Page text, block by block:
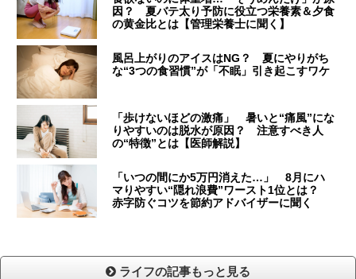
因？ 夏バテ太り予防に役立つ栄養素＆夕食
の黄金比とは【管理栄養士に聞く】
風呂上がりのアイスはNG？ 夏にやりがち
な“3つの食習慣”が「不眠」引き起こすワケ
「歩けないほどの激痛」 暑いと“痛風”にな
りやすいのは脱水が原因？ 注意すべき人
の“特徴”とは【医師解説】
「いつの間にか5万円消えた…」 8月にハ
マりやすい“隠れ浪費”ワースト1位とは？
赤字防ぐコツを節約アドバイザーに聞く
ライフの記事もっと見る